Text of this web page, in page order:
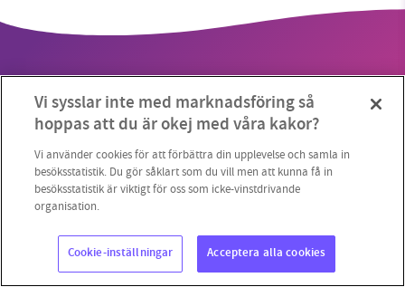
Copyright 2023 © Supermiljöbloggen Cookieinställningar
nyhetsbevakning och granskningar. Nu vill vi
vill hjälpa oss.
Stötta vårt arbete genom att swisha en slant till
1231368703
Läs vad vi vill göra
Vi sysslar inte med marknadsföring så
hoppas att du är okej med våra kakor?
Vi använder cookies för att förbättra din upplevelse och samla in
besöksstatistik. Du gör såklart som du vill men att kunna få in
besöksstatistik är viktigt för oss som icke-vinstdrivande
organisation.
Cookie-inställningar Acceptera alla cookies